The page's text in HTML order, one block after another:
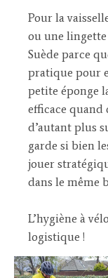
Pour la
ou une
Suède parce
pratique pour
petite éponge
efficace quand
d’autant plus
garde si bien
jouer
dans le même
L’hygiène à
logistique !